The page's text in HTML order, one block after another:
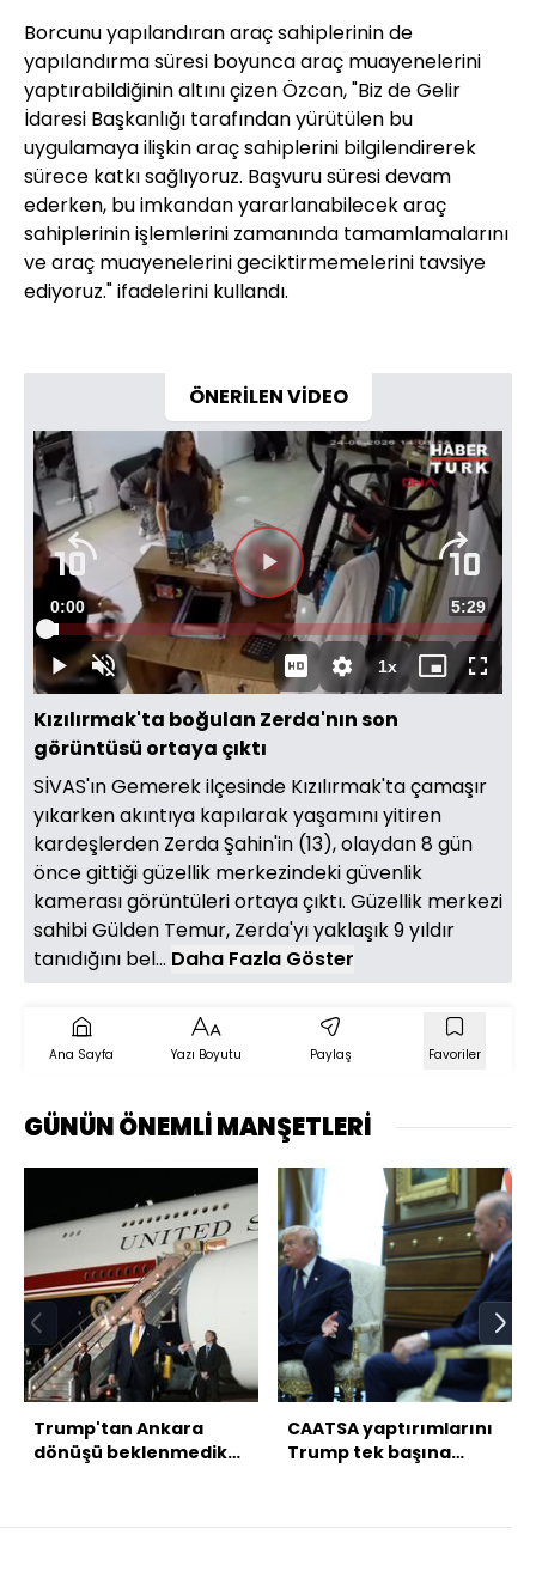
Borcunu yapılandıran araç sahiplerinin de
yapılandırma süresi boyunca araç muayenelerini
yaptırabildiğinin altını çizen Özcan, "Biz de Gelir
İdaresi Başkanlığı tarafından yürütülen bu
uygulamaya ilişkin araç sahiplerini bilgilendirerek
sürece katkı sağlıyoruz. Başvuru süresi devam
ederken, bu imkandan yararlanabilecek araç
sahiplerinin işlemlerini zamanında tamamlamalarını
ve araç muayenelerini geciktirmemelerini tavsiye
ediyoruz." ifadelerini kullandı.
ÖNERİLEN VİDEO
Videoyu
Oynat
OynatSesi
Aç
Süre
0:00 Toplam
Süre
5:29
Yüklendi:
3.03%
1xOynatma
Hızı
Mini
oynatıcı
Tam
Ekran
Kızılırmak'ta boğulan Zerda'nın son
görüntüsü ortaya çıktı
SİVAS'ın Gemerek ilçesinde Kızılırmak'ta çamaşır
yıkarken akıntıya kapılarak yaşamını yitiren
kardeşlerden Zerda Şahin'in (13), olaydan 8 gün
önce gittiği güzellik merkezindeki güvenlik
kamerası görüntüleri ortaya çıktı. Güzellik merkezi
sahibi Gülden Temur, Zerda'yı yaklaşık 9 yıldır
tanıdığını bel... Daha Fazla Göster
Ana Sayfa Yazı Boyutu Paylaş Favoriler
GÜNÜN ÖNEMLİ MANŞETLERİ
Trump'tan Ankara
dönüşü beklenmedik
CAATSA yaptırımlarını
Trump tek başına